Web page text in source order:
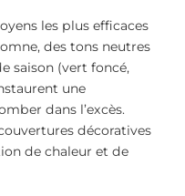
les plus efficaces
des tons neutres
saison (vert foncé,
une
dans l’excès.
décoratives
de chaleur et de